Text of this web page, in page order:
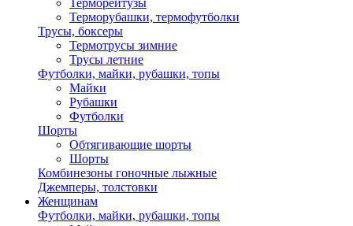
Терморейтузы
Терморубашки, термофутболки
Трусы, боксеры
Термотрусы зимние
Трусы летние
Футболки, майки, рубашки, топы
Майки
Рубашки
Футболки
Шорты
Обтягивающие шорты
Шорты
Комбинезоны гоночные лыжные
Джемперы, толстовки
Женщинам
Футболки, майки, рубашки, топы